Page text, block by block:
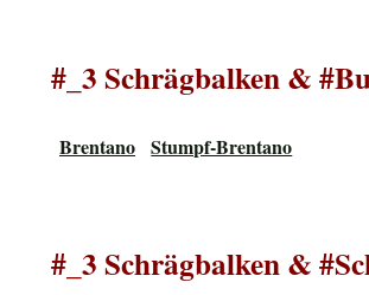
#_3 Schrägbalken &
Brentano Stumpf-Brentano
#_3 Schrägbalken &